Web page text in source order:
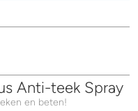
Anti-teek Spray
en beten!